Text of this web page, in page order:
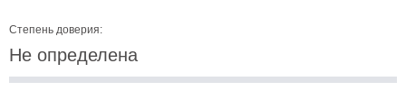
Степень доверия:
Не определена